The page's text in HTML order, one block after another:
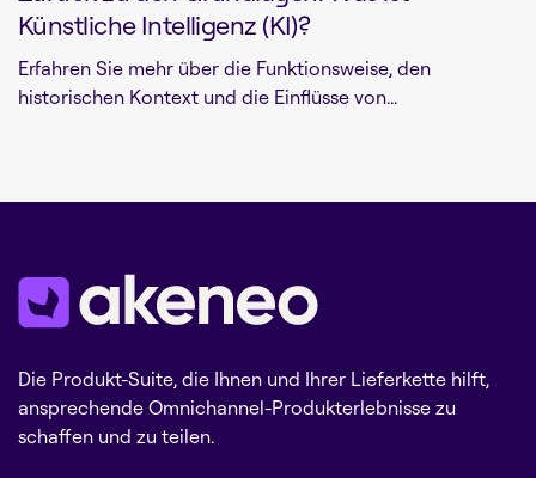
Künstliche Intelligenz (KI)?
Erfahren Sie mehr über die Funktionsweise, den
historischen Kontext und die Einflüsse von...
Die Produkt-Suite, die Ihnen und Ihrer Lieferkette hilft,
ansprechende Omnichannel-Produkterlebnisse zu
schaffen und zu teilen.